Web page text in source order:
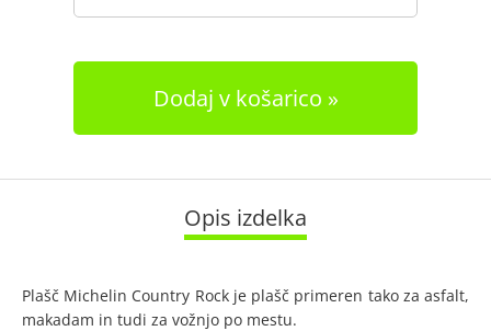
Dodaj v košarico
Opis izdelka
Plašč Michelin Country Rock je plašč primeren tako za asfalt,
makadam in tudi za vožnjo po mestu.